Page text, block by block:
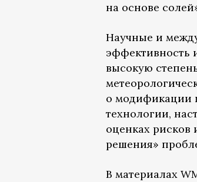
на основе
Научные и
эффективность
высокую
о модификации
технологии,
оценках рисков
решения»
В материалах